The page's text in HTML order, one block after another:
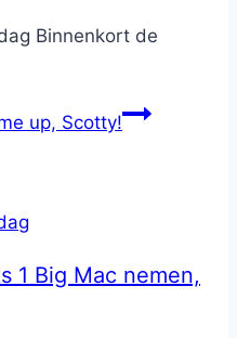
Binnenkort de
up, Scotty!
1 Big Mac nemen,